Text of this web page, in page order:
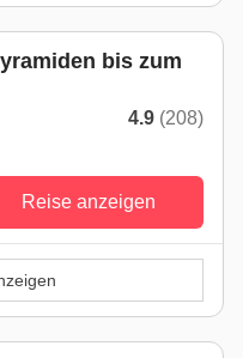
bis zum
4.9 (208)
Reise anzeigen